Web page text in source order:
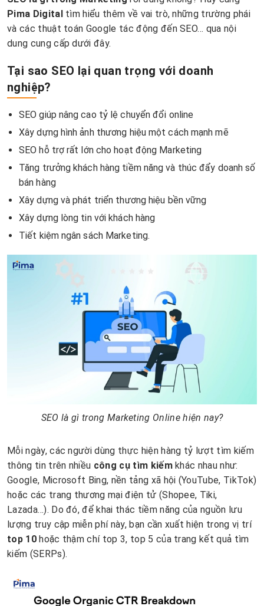
Pima Digitaltìm hiểu thêm về vai trò, những trường phái
và các thuật toán Google tác động đến SEO… qua nội
dung cung cấp dưới đây.
Tại sao SEO lại quan trọng với doanh
nghiệp?
SEO giúp nâng cao tỷ lệ chuyển đổi online
Xây dựng hình ảnh thương hiệu một cách mạnh mẽ
SEO hỗ trợ rất lớn cho hoạt động Marketing
Tăng trưởng khách hàng tiềm năng và thúc đẩy doanh số
bán hàng
Xây dựng và phát triển thương hiệu bền vững
Xây dựng lòng tin với khách hàng
Tiết kiệm ngân sách Marketing.
SEO là gì trong Marketing Online hiện nay?
Mỗi ngày, các người dùng thực hiện hàng tỷ lượt tìm kiếm
thông tin trên nhiều công cụ tìm kiếmkhác nhau như:
Google, Microsoft Bing, nền tảng xã hội (YouTube, TikTok)
hoặc các trang thương mại điện tử (Shopee, Tiki,
Lazada…). Do đó, để khai thác tiềm năng của nguồn lưu
lượng truy cập miễn phí này, bạn cần xuất hiện trong vị trí
top 10hoặc thậm chí top 3, top 5 của trang kết quả tìm
kiếm (SERPs).